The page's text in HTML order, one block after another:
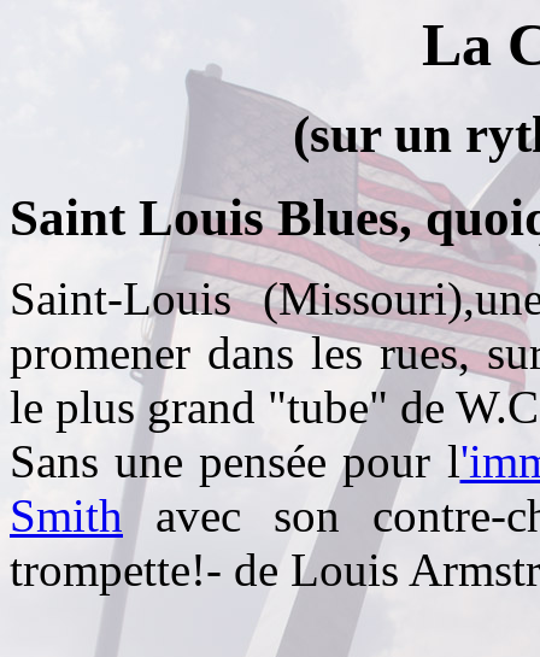
La
(sur un
Saint Louis Blues,
Saint-Louis
promener dans les rues,
le plus grand "tube" de
Sans une pensée pour l
Smith avec son contre-
trompette!- de Louis